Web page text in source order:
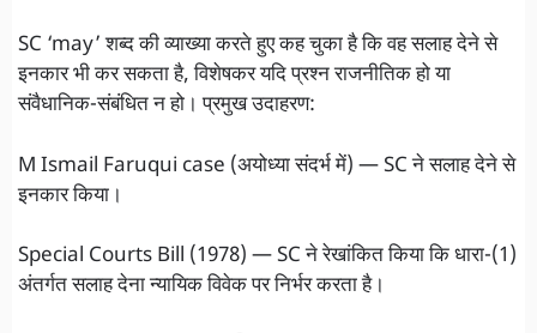
SC ‘may’ शब्द की व्याख्या करते हुए कह चुका है कि वह सलाह देने से
इनकार भी कर सकता है, विशेषकर यदि प्रश्न राजनीतिक हो या
संवैधानिक-संबंधित न हो। प्रमुख उदाहरण:
M Ismail Faruqui case (अयोध्या संदर्भ में) — SC ने सलाह देने से
इनकार किया।
Special Courts Bill (1978) — SC ने रेखांकित किया कि धारा-(1)
अंतर्गत सलाह देना न्यायिक विवेक पर निर्भर करता है।